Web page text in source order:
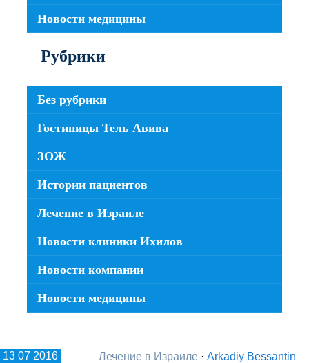
Новости медицины
Рубрики
Без рубрики
Гостиницы Тель Авива
ЗОЖ
Истории пациентов
Лечение в Израиле
Новости клиники Ихилов
Новости компании
Новости медицины
13 07 2016 Лечение в Израиле · Arkadiy Bessantin